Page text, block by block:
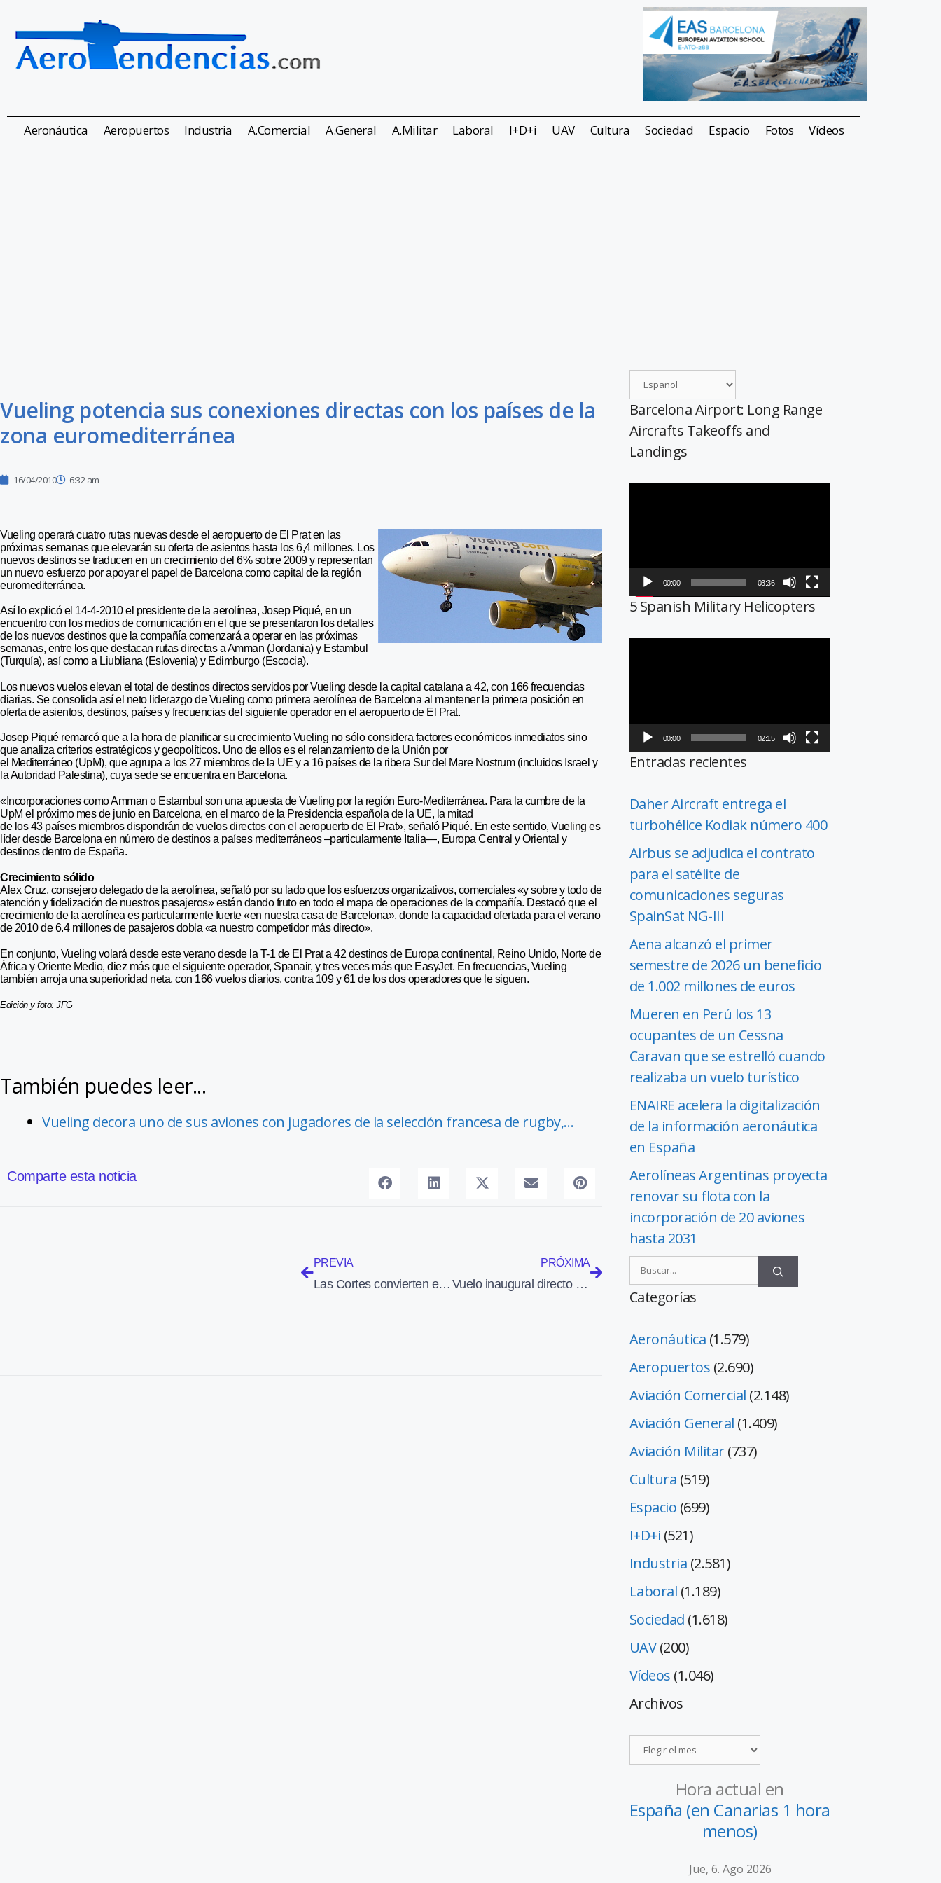
Aeronáutica Aeropuertos Industria A.Comercial A.General A.Militar Laboral I+D+i UAV Cultura Sociedad Espacio Fotos Vídeos
Vueling potencia sus conexiones directas con los países de la
zona euromediterránea
16/04/2010 6:32 am
Vueling operará cuatro rutas nuevas desde el aeropuerto de El Prat en las
próximas semanas que elevarán su oferta de asientos hasta los 6,4 millones. Los
nuevos destinos se traducen en un crecimiento del 6% sobre 2009 y representan
un nuevo esfuerzo por apoyar el papel de Barcelona como capital de la región
euromediterránea.
Así lo explicó el 14-4-2010 el presidente de la aerolínea, Josep Piqué, en un
encuentro con los medios de comunicación en el que se presentaron los detalles
de los nuevos destinos que la compañía comenzará a operar en las próximas
semanas, entre los que destacan rutas directas a Amman (Jordania) y Estambul
(Turquía), así como a Liubliana (Eslovenia) y Edimburgo (Escocia).
Los nuevos vuelos elevan el total de destinos directos servidos por Vueling desde la capital catalana a 42, con 166 frecuencias
diarias. Se consolida así el neto liderazgo de Vueling como primera aerolínea de Barcelona al mantener la primera posición en
oferta de asientos, destinos, países y frecuencias del siguiente operador en el aeropuerto de El Prat.
Josep Piqué remarcó que a la hora de planificar su crecimiento Vueling no sólo considera factores económicos inmediatos sino
que analiza criterios estratégicos y geopolíticos. Uno de ellos es el relanzamiento de la Unión por
el Mediterráneo (UpM), que agrupa a los 27 miembros de la UE y a 16 países de la ribera Sur del Mare Nostrum (incluidos Israel y
la Autoridad Palestina), cuya sede se encuentra en Barcelona.
«Incorporaciones como Amman o Estambul son una apuesta de Vueling por la región Euro-Mediterránea. Para la cumbre de la
UpM el próximo mes de junio en Barcelona, en el marco de la Presidencia española de la UE, la mitad
de los 43 países miembros dispondrán de vuelos directos con el aeropuerto de El Prat», señaló Piqué. En este sentido, Vueling es
líder desde Barcelona en número de destinos a países mediterráneos –particularmente Italia—, Europa Central y Oriental y
destinos dentro de España.
Crecimiento sólido
Alex Cruz, consejero delegado de la aerolínea, señaló por su lado que los esfuerzos organizativos, comerciales «y sobre y todo de
atención y fidelización de nuestros pasajeros» están dando fruto en todo el mapa de operaciones de la compañía. Destacó que el
crecimiento de la aerolínea es particularmente fuerte «en nuestra casa de Barcelona», donde la capacidad ofertada para el verano
de 2010 de 6.4 millones de pasajeros dobla «a nuestro competidor más directo».
En conjunto, Vueling volará desde este verano desde la T-1 de El Prat a 42 destinos de Europa continental, Reino Unido, Norte de
África y Oriente Medio, diez más que el siguiente operador, Spanair, y tres veces más que EasyJet. En frecuencias, Vueling
también arroja una superioridad neta, con 166 vuelos diarios, contra 109 y 61 de los dos operadores que le siguen.
Edición y foto: JFG
También puedes leer...
Vueling decora uno de sus aviones con jugadores de la selección francesa de rugby,…
Comparte esta noticia
PREVIA
Las Cortes convierten en ley el decreto que redujo los privilegios de los controladores aéreos
PRÓXIMA
Vuelo inaugural directo de Spanair entre Barcelona y Belgrado
Barcelona Airport: Long Range
Aircrafts Takeoffs and
Landings
00:00 03:36
5 Spanish Military Helicopters
00:00 02:15
Entradas recientes
Daher Aircraft entrega el
turbohélice Kodiak número 400
Airbus se adjudica el contrato
para el satélite de
comunicaciones seguras
SpainSat NG-III
Aena alcanzó el primer
semestre de 2026 un beneficio
de 1.002 millones de euros
Mueren en Perú los 13
ocupantes de un Cessna
Caravan que se estrelló cuando
realizaba un vuelo turístico
ENAIRE acelera la digitalización
de la información aeronáutica
en España
Aerolíneas Argentinas proyecta
renovar su flota con la
incorporación de 20 aviones
hasta 2031
Categorías
Aeronáutica (1.579)
Aeropuertos (2.690)
Aviación Comercial (2.148)
Aviación General (1.409)
Aviación Militar(737)
Cultura (519)
Espacio (699)
I+D+i (521)
Industria (2.581)
Laboral (1.189)
Sociedad (1.618)
UAV(200)
Vídeos (1.046)
Archivos
Hora actual en
España (en Canarias 1 hora
menos)